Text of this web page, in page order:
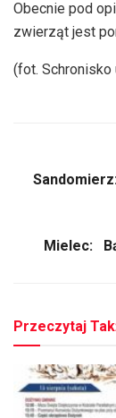
dźwiękowych
Obecnie pod
zwierząt jest
(fot. Schronisko
Mielec:
Przeczytaj